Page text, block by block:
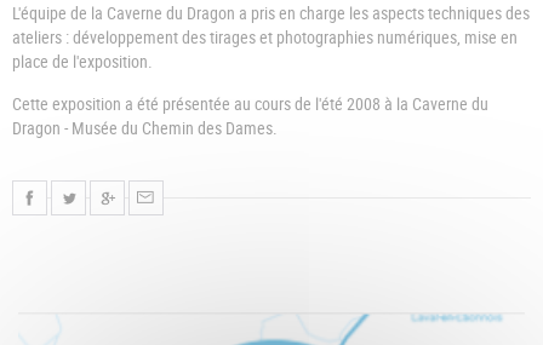
L'équipe de la Caverne du Dragon a pris en charge les aspects techniques des
ateliers : développement des tirages et photographies numériques, mise en
place de l'exposition.
Cette exposition a été présentée au cours de l'été 2008 à la Caverne du
Dragon - Musée du Chemin des Dames.